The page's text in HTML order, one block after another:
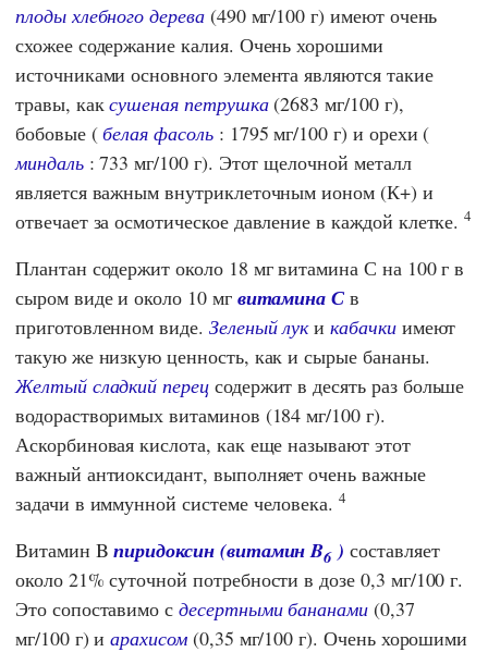
плоды хлебного дерева(490 мг/100 г) имеют очень
схожее содержание калия. Очень хорошими
источниками основного элемента являются такие
травы, каксушеная петрушка(2683 мг/100 г),
бобовые (белая фасоль: 1795 мг/100 г) и орехи (
миндаль: 733 мг/100 г). Этот щелочной металл
является важным внутриклеточным ионом (К+) и
отвечает за осмотическое давление в каждой клетке.4
Плантан содержит около 18 мг витамина С на 100 г в
сыром виде и около 10 мг витамина С в
приготовленном виде. Зеленый лукикабачкиимеют
такую же низкую ценность, как и сырые бананы.
Желтый сладкий перецсодержит в десять раз больше
водорастворимых витаминов (184 мг/100 г).
Аскорбиновая кислота, как еще называют этот
важный антиоксидант, выполняет очень важные
задачи в иммунной системе человека.4
Витамин Bпиридоксин (витамин B6 ) составляет
около 21% суточной потребности в дозе 0,3 мг/100 г.
Это сопоставимо сдесертными бананами (0,37
мг/100 г) иарахисом(0,35 мг/100 г). Очень хорошими